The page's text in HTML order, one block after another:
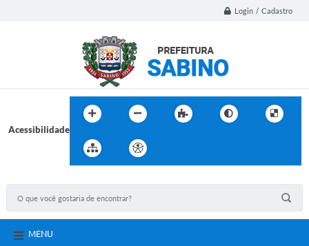
Login / Cadastro
Acessibilidade
MENU